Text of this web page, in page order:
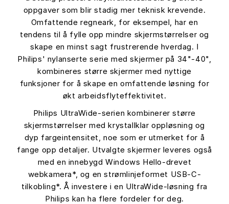
oppgaver som blir stadig mer teknisk krevende.
Omfattende regneark, for eksempel, har en
tendens til å fylle opp mindre skjermstørrelser og
skape en minst sagt frustrerende hverdag. I
Philips' nylanserte serie med skjermer på 34"-40",
kombineres større skjermer med nyttige
funksjoner for å skape en omfattende løsning for
økt arbeidsflyteffektivitet.
Philips UltraWide-serien kombinerer større
skjermstørrelser med krystallklar oppløsning og
dyp fargeintensitet, noe som er utmerket for å
fange opp detaljer. Utvalgte skjermer leveres også
med en innebygd Windows Hello-drevet
webkamera*, og en strømlinjeformet USB-C-
tilkobling*. Å investere i en UltraWide-løsning fra
Philips kan ha flere fordeler for deg.